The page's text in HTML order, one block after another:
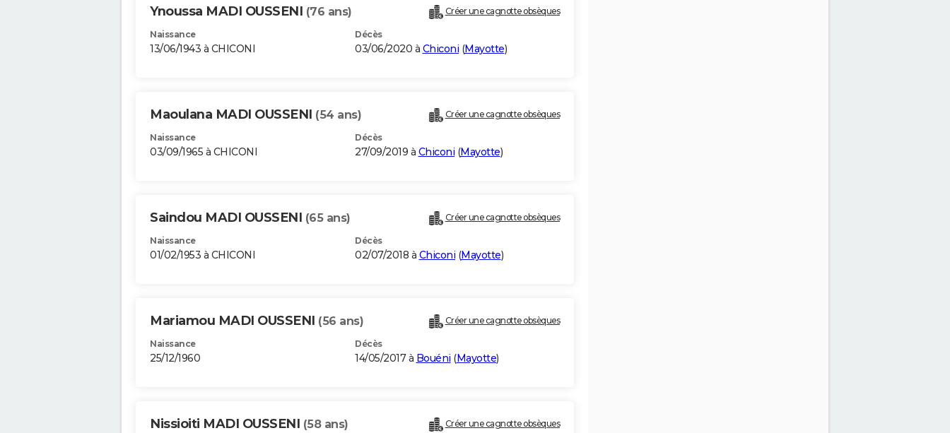
Ynoussa MADI OUSSENI (76 ans) Créer une cagnotte obsèques
Naissance
13/06/1943 à CHICONI
Décès
03/06/2020 à Chiconi (Mayotte)
Maoulana MADI OUSSENI (54 ans) Créer une cagnotte obsèques
Naissance
03/09/1965 à CHICONI
Décès
27/09/2019 à Chiconi (Mayotte)
Saindou MADI OUSSENI (65 ans) Créer une cagnotte obsèques
Naissance
01/02/1953 à CHICONI
Décès
02/07/2018 à Chiconi (Mayotte)
Mariamou MADI OUSSENI (56 ans) Créer une cagnotte obsèques
Naissance
25/12/1960
Décès
14/05/2017 à Bouéni (Mayotte)
Nissioiti MADI OUSSENI (58 ans) Créer une cagnotte obsèques